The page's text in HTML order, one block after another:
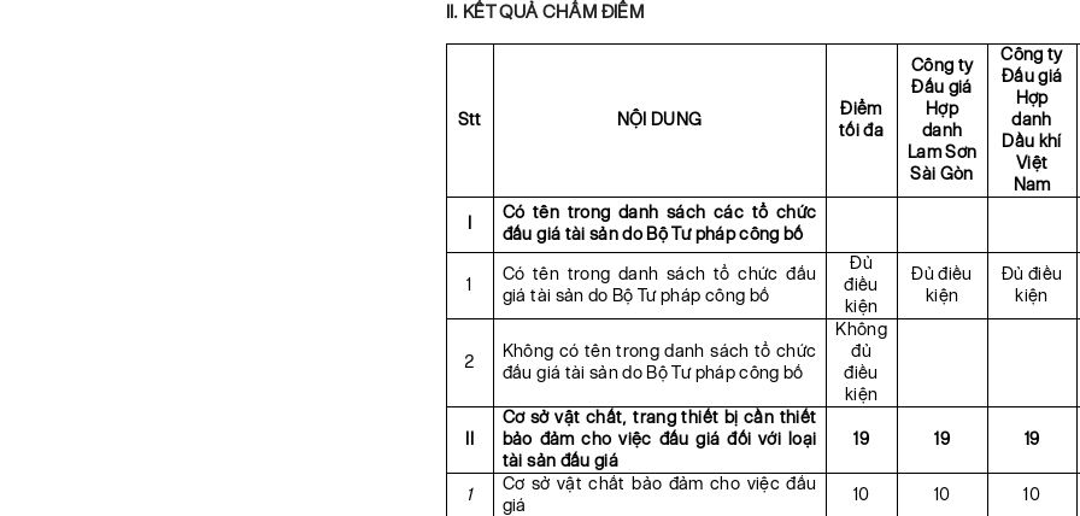
II. KẾT QUẢ CHẤM ĐIỂM
Stt NỘI DUNG
Điểm
tối đa
Công ty
Đấu giá
Hợp
danh
Lam Sơn
Sài Gòn
Công ty
Đấu giá
Hợp
danh
Dầu khí
Việt
Nam
Có tên trong danh sách các tổ chức
đấu giá tài sản do Bộ Tư pháp công bố
1
Có tên trong danh sách tổ chức đấu
giá tài sản do Bộ Tư pháp công bố
Đủ
điều
kiện
Đủ điều
kiện
Đủ điều
kiện
2
Không có tên trong danh sách tổ chức
đấu giá tài sản do Bộ Tư pháp công bố
Không
đủ
điều
kiện
Cơ sở vật chất, trang thiết bị cần thiết
bảo đảm cho việc đấu giá đối với loại
tài sản đấu giá
19 19 19
1
Cơ sở vật chất bảo đảm cho việc đấu
giá
10 10 10